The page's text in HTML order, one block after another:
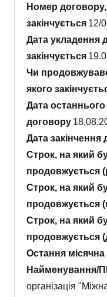
Номер договору,
закінчується 12/
Дата укладення
закінчується
Чи
якого
Дата
договору
Дата
Строк, на який
продовжується
Строк, на який
продовжується
Строк, на який
продовжується
Остання
Найменування/
організація